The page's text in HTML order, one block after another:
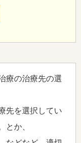
療の治療先の選
先を選択してい
とか、